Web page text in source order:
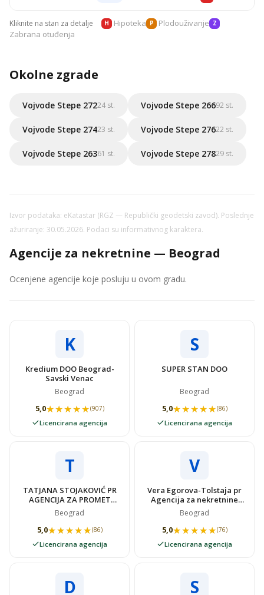
Kliknite na stan za detalje H Hipoteka P Plodouživanje Z
Zabrana otuđenja
Okolne zgrade
Vojvode Stepe 27224 st. Vojvode Stepe 26692 st.
Vojvode Stepe 27423 st. Vojvode Stepe 27622 st.
Vojvode Stepe 26361 st. Vojvode Stepe 27829 st.
Izvor podataka: eKatastar (RGZ — Republički geodetski zavod). Poslednje
ažuriranje: 30.05.2026. Podaci su informativnog karaktera.
Agencije za nekretnine — Beograd
Ocenjene agencije koje posluju u ovom gradu.
K
Kredium DOO Beograd-
Savski Venac
Beograd
5,0★★★★★
★★★★★(907)
Licencirana agencija
S
SUPER STAN DOO
Beograd
5,0★★★★★
★★★★★(86)
Licencirana agencija
T
TATJANA STOJAKOVIĆ PR
AGENCIJA ZA PROMET
NEKRETNINAMA SUPER
STAN
Beograd
5,0★★★★★
★★★★★(86)
Licencirana agencija
V
Vera Egorova-Tolstaja pr
Agencija za nekretnine
VIDOVSTAN
Beograd
5,0★★★★★
★★★★★(76)
Licencirana agencija
D S